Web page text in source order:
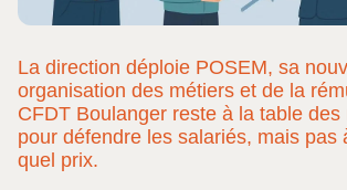
La direction déploie POSEM, sa
organisation des métiers et de la
CFDT Boulanger reste à la table des
pour défendre les salariés, mais pas
quel prix.